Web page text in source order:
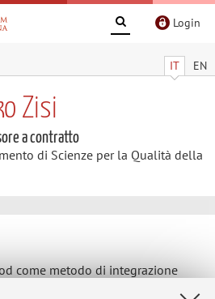
Login
IT EN
Zisi
a contratto
di Scienze per la Qualità della
come metodo di integrazione